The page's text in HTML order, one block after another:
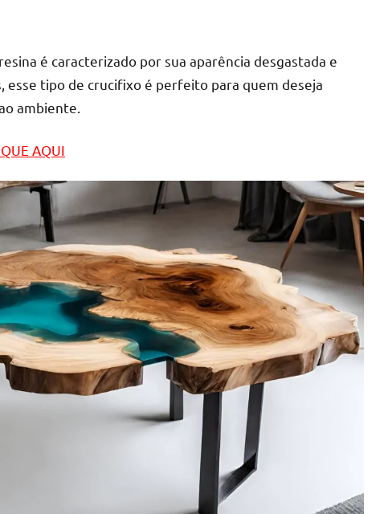
é caracterizado por sua aparência desgastada e
tipo de crucifixo é perfeito para quem deseja
ambiente.
AQUI